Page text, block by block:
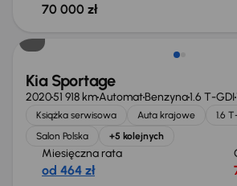
70 000 zł
Kia Sportage
202051 918 kmAutomatBenzyna1.6 T-GDI
Książka serwisowa Auta krajowe
1.6
Salon Polska
+5 kolejnych
Miesięczna rata
od 464 zł